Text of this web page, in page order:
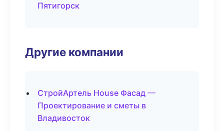
Пятигорск
Другие компании
СтройАртель House Фасад —
Проектирование и сметы в
Владивосток